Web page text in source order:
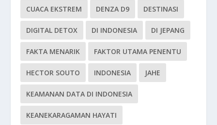
CUACA EKSTREM DENZA D9 DESTINASI
DIGITAL DETOX DI INDONESIA DI JEPANG
FAKTA MENARIK FAKTOR UTAMA PENENTU
HECTOR SOUTO INDONESIA JAHE
KEAMANAN DATA DI INDONESIA
KEANEKARAGAMAN HAYATI